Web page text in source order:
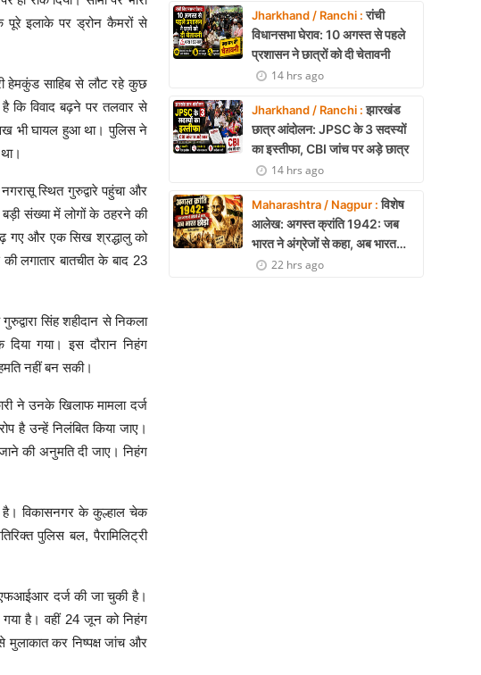
पूरे इलाके पर ड्रोन कैमरों से
हेमकुंड साहिब से लौट रहे कुछ
कि विवाद बढ़ने पर तलवार से
भी घायल हुआ था। पुलिस ने
स्थित गुरुद्वारे पहुंचा और
संख्या में लोगों के ठहरने की
गए और एक सिख श्रद्धालु को
लगातार बातचीत के बाद 23
सिंह शहीदान से निकला
गया। इस दौरान निहंग
नहीं बन सकी।
ने उनके खिलाफ मामला दर्ज
है उन्हें निलंबित किया जाए।
की अनुमति दी जाए। निहंग
है। विकासनगर के कुल्हाल चेक
पुलिस बल, पैरामिलिट्री
एफआईआर दर्ज की जा चुकी है।
गया है। वहीं 24 जून को निहंग
मुलाकात कर निष्पक्ष जांच और
Jharkhand / Ranchi :रांची
विधानसभा घेराव: 10 अगस्त से पहले
प्रशासन ने छात्रों को दी चेतावनी
14 hrs ago
Jharkhand / Ranchi :झारखंड
छात्र आंदोलन: JPSC के 3 सदस्यों
का इस्तीफा, CBI जांच पर अड़े छात्र
14 hrs ago
Maharashtra / Nagpur :विशेष
आलेख: अगस्त क्रांति 1942: जब
भारत ने अंग्रेजों से कहा, अब भारत
छोड़ो- डॉ. कठेरिया
22 hrs ago